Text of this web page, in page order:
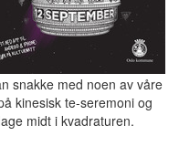
snakke med noen av våre
kinesisk te-seremoni og
midt i kvadraturen.